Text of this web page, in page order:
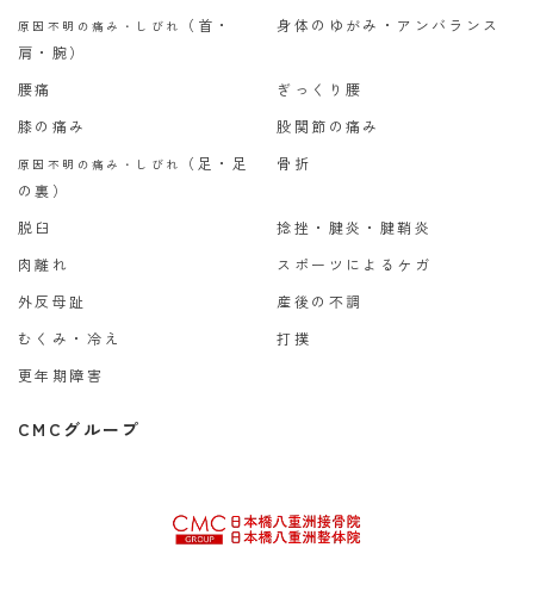
原因不明の痛み・しびれ
（首・
肩・腕）
身体のゆがみ・アンバランス
腰痛
ぎっくり腰
膝の痛み
股関節の痛み
原因不明の痛み・しびれ
（足・足
の裏）
骨折
脱臼
捻挫・腱炎・腱鞘炎
肉離れ
スポーツによるケガ
外反母趾
産後の不調
むくみ・冷え
打撲
更年期障害
CMCグループ